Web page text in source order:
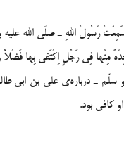
رَسُولُ اللهِ ـ صلّی الله
سلّم ـ درباره‌ی علی بن ابی
كافی بود.